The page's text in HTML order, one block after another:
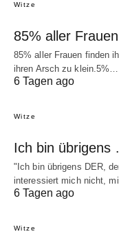
Witze
85% aller
85% aller Frauen finden
ihren Arsch zu klein.5%…
6 Tagen ago
Witze
Ich bin übrigens
"Ich bin übrigens DER,
interessiert mich nicht,
6 Tagen ago
Witze